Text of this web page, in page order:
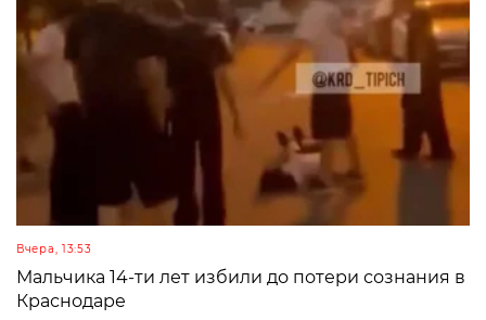
Вчера, 13:53
Мальчика 14-ти лет избили до потери сознания в
Краснодаре